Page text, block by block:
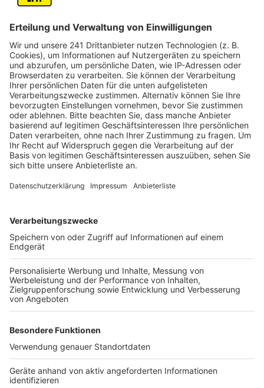
Kölner Verkehrsbetriebe. Zwischen den Jahren gilt bei
den Bussen der REVG dann der Ferienfahrplan. Im
Rhein-Erft-Kreis können außerdem an Heiligabend und
an Silvester die Anruf-Sammel-Taxis (AST) genutzt
werden. Die Fahrten müssen allerdings angemeldet
werden. Nach anderen Fahrplänen fahren an
Heiligabend und den Feiertagen auch die Bahnen der
Kölner Verkehrsbetriebe. So sind die Linie 7 nach
Frechen, die 16 nach Hürth und die 18 über Hürth und
Brühl am 24. ab dem Nachmittag dann einmal pro
Stunde unterwegs.
Öffnungszeiten Fahrgastcenter
Anzeige
Die FahrgastCenter der REVG haben am 24. und am 31.
Dezember wie üblich am Samstag von 9 bis 14 Uhr
bis zum 30. Dezember. Anders bei den Kölner
Verkehrsbetrieben. Dort sind die fünf KVB-
Kundencenter und die Verkaufsstell in der U-
Bahnhaltestelle Neumarkt am Heiligabend